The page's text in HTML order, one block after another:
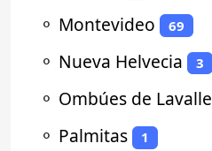
⚬ Montevideo 69
⚬ Nueva Helvecia 3
⚬ Ombúes de Lavalle
⚬ Palmitas 1